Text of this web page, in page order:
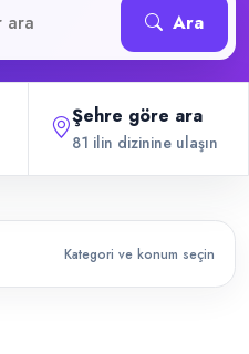
Ara
Şehre göre ara
81 ilin dizinine ulaşın
Kategori ve konum seçin